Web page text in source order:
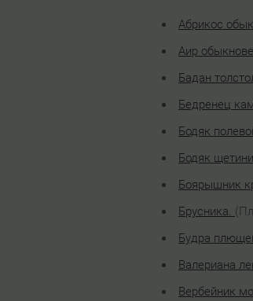
Абрикос
Аир
Бадан
Бедренец
Бодяк
Бодяк
Боярышник
Брусника.
Будра
Валериана
Вербейник